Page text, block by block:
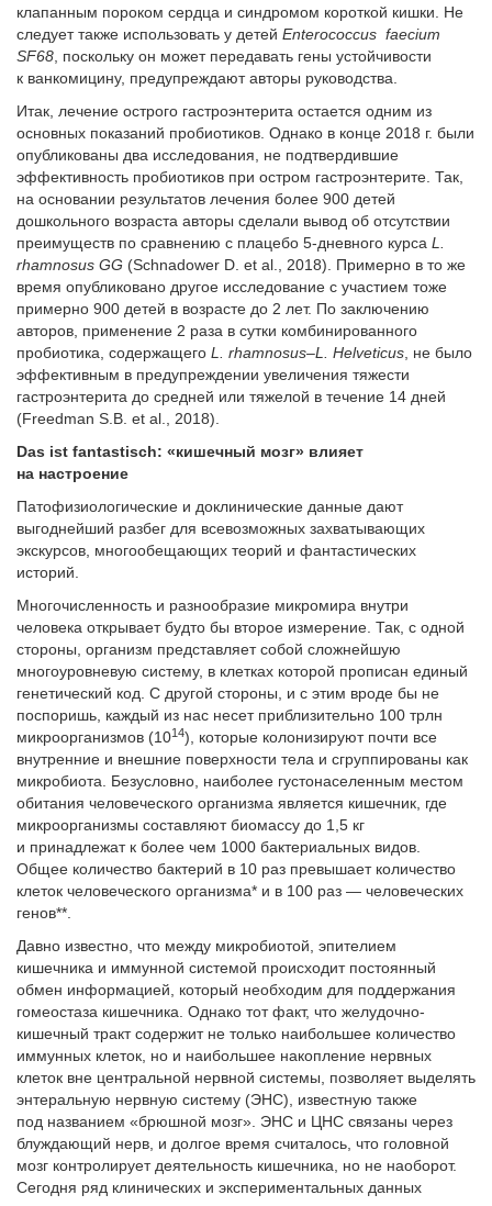
клапанным пороком сердца и синдромом короткой кишки. Не
следует также использовать у детей Enterococcus faecium
SF68 , поскольку он может передавать гены устойчивости
к ванкомицину, предупреждают авторы руководства.
Итак, лечение острого гастроэнтерита остается одним из
основных показаний пробиотиков. Однако в конце 2018 г. были
опубликованы два исследования, не подтвердившие
эффективность пробиотиков при остром гастроэнтерите. Так,
на основании результатов лечения более 900 детей
дошкольного возраста авторы сделали вывод об отсутствии
преимуществ по сравнению с плацебо 5-дневного курса L.
rhamnosus GG (Schnadower D. et al., 2018). Примерно в то же
время опубликовано другое исследование с участием тоже
примерно 900 детей в возрасте до 2 лет. По заключению
авторов, применение 2 раза в сутки комбинированного
пробиотика, содержащего L. rhamnosus–L. Helveticus , не было
эффективным в предупреждении увеличения тяжести
гастроэнтерита до средней или тяжелой в течение 14 дней
(Freedman S.B. et al., 2018).
Das ist fantastisch: «кишечный мозг» влияет
на настроение
Патофизиологические и доклинические данные дают
выгоднейший разбег для всевозможных захватывающих
экскурсов, многообещающих теорий и фантастических
историй.
Многочисленность и разнообразие микромира внутри
человека открывает будто бы второе измерение. Так, с одной
стороны, организм представляет собой сложнейшую
многоуровневую систему, в клетках которой прописан единый
генетический код. С другой стороны, и с этим вроде бы не
поспоришь, каждый из нас несет приблизительно 100 трлн
микроорганизмов (1014), которые колонизируют почти все
внутренние и внешние поверхности тела и сгруппированы как
микробиота. Безусловно, наиболее густонаселенным местом
обитания человеческого организма является кишечник, где
микроорганизмы составляют биомассу до 1,5 кг
и принадлежат к более чем 1000 бактериальных видов.
Общее количество бактерий в 10 раз превышает количество
клеток человеческого организма* и в 100 раз — человеческих
генов**.
Давно известно, что между микробиотой, эпителием
кишечника и иммунной системой происходит постоянный
обмен информацией, который необходим для поддержания
гомеостаза кишечника. Однако тот факт, что желудочно-
кишечный тракт содержит не только наибольшее количество
иммунных клеток, но и наибольшее накопление нервных
клеток вне центральной нервной системы, позволяет выделять
энтеральную нервную систему (ЭНС), известную также
под названием «брюшной мозг». ЭНС и ЦНС связаны через
блуждающий нерв, и долгое время считалось, что головной
мозг контролирует деятельность кишечника, но не наоборот.
Сегодня ряд клинических и экспериментальных данных